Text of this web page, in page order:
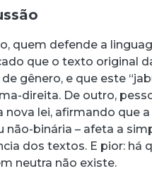
quem defende a
que o texto original
gênero, e que este
direita. De outro,
nova lei, afirmando que
não-binária – afeta a
dos textos. E pior: há
neutra não existe.